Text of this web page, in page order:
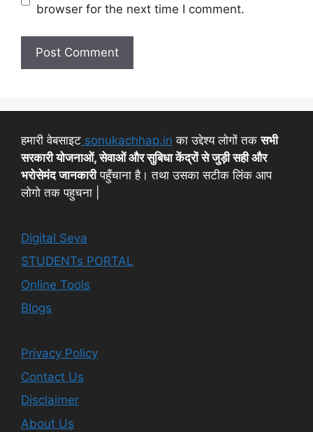
browser for the next time I comment.
हमारी वेबसाइट sonukachhap.in का उद्देश्य लोगों तकसभी
सरकारी योजनाओं, सेवाओं और सुबिधा केंद्रों से जुड़ी सही और
भरोसेमंद जानकारीपहुँचाना है। तथा उसका सटीक लिंक आप
लोगो तक पहुचना |
Digital Seva
STUDENTs PORTAL
Online Tools
Blogs
Privacy Policy
Contact Us
Disclaimer
About Us